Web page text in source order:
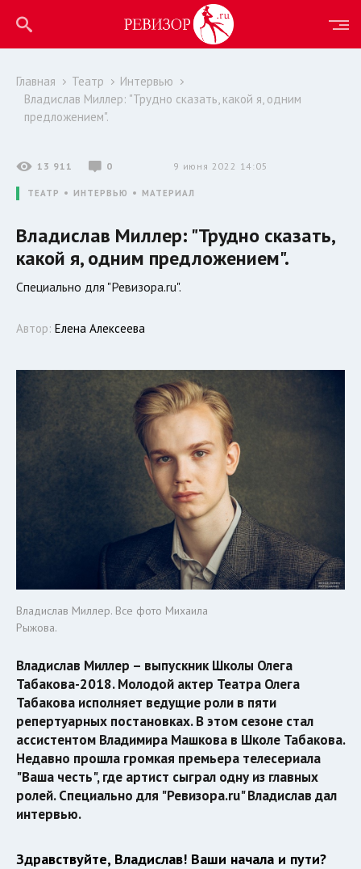
Главная Театр
Интервью
Владислав Миллер: "Трудно сказать, какой я, одним
предложением".
13 911 0 9 июня 2022 14:05
ТЕАТР ИНТЕРВЬЮ МАТЕРИАЛ
Владислав Миллер: "Трудно сказать,
какой я, одним предложением".
Специально для "Ревизора.ru".
Автор: Елена Алексеева
Владислав Миллер. Все фото Михаила
Рыжова.
Владислав Миллер – выпускник Школы Олега
Табакова-2018. Молодой актер Театра Олега
Табакова исполняет ведущие роли в пяти
репертуарных постановках. В этом сезоне стал
ассистентом Владимира Машкова в Школе Табакова.
Недавно прошла громкая премьера телесериала
"Ваша честь", где артист сыграл одну из главных
ролей. Специально для "Ревизора.ru" Владислав дал
интервью.
Здравствуйте, Владислав! Ваши начала и пути?